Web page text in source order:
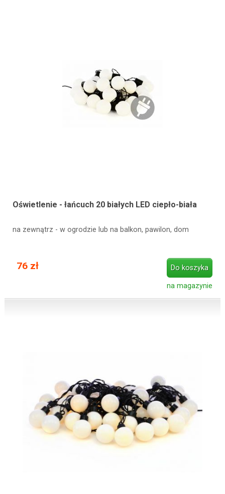
Oświetlenie - łańcuch 20 białych LED ciepło-biała
na zewnątrz - w ogrodzie lub na balkon, pawilon, dom
76 zł Do koszyka
na magazynie